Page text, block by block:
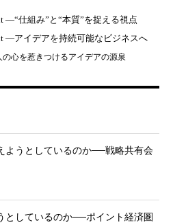
—“仕組み”と“本質”を捉える視点
—アイデアを持続可能なビジネスへ
心を惹きつけるアイデアの源泉
ようとしているのか──戦略共有会
としているのか──ポイント経済圏